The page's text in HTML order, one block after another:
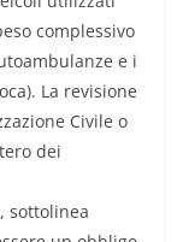
complessivo
e i
La revisione
Civile o
dei
sottolinea